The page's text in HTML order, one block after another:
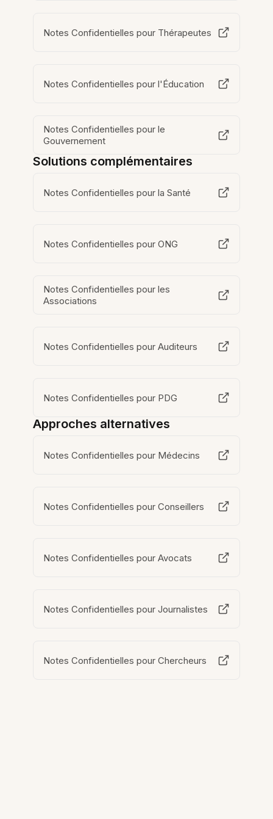
Notes Confidentielles pour Thérapeutes
Notes Confidentielles pour l'Éducation
Notes Confidentielles pour le
Gouvernement
Solutions complémentaires
Notes Confidentielles pour la Santé
Notes Confidentielles pour ONG
Notes Confidentielles pour les
Associations
Notes Confidentielles pour Auditeurs
Notes Confidentielles pour PDG
Approches alternatives
Notes Confidentielles pour Médecins
Notes Confidentielles pour Conseillers
Notes Confidentielles pour Avocats
Notes Confidentielles pour Journalistes
Notes Confidentielles pour Chercheurs